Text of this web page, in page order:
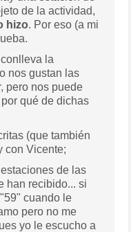
de la actividad,
hizo. Por eso (a mi
la
nos gustan las
pero nos puede
qué de dichas
(que también
con Vicente;
de las
han recibido... si
cuando le
pero no me
yo le escucho a